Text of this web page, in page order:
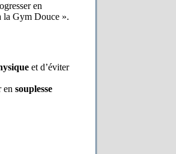
en
la Gym Douce ».
et d’éviter
en souplesse